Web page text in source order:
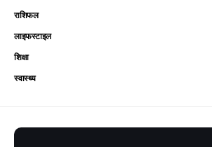
राशिफल
लाइफस्टाइल
शिक्षा
स्वास्थ्य